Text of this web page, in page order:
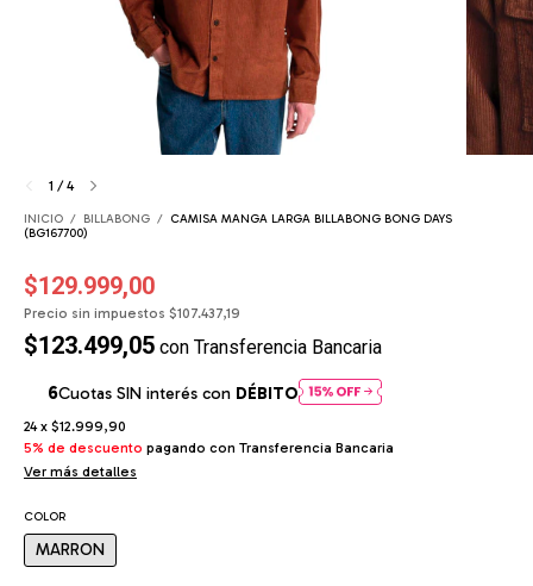
1 /4
INICIO / BILLABONG / CAMISA MANGA LARGA BILLABONG BONG DAYS
(BG167700)
$129.999,00
Precio sin impuestos $107.437,19
$123.499,05 con Transferencia Bancaria
Cuotas SIN interés con DÉBITO
24 x $12.999,90
5% de descuento pagando con Transferencia Bancaria
Ver más detalles
COLOR
MARRON